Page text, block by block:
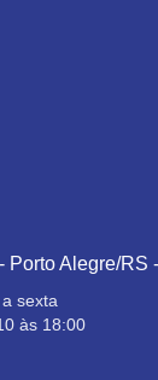
Porto Alegre/RS
sexta
às 18:00